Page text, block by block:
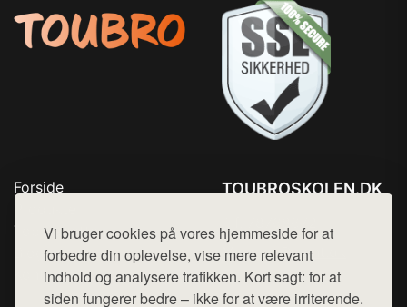
Vi bruger cookies på vores hjemmeside for at
forbedre din oplevelse, vise mere relevant
indhold og analysere trafikken. Kort sagt: for at
siden fungerer bedre – ikke for at være irriterende.
Forside
Top Rabatter
Blog
Kontakt
TOUBROSKOLEN.DK
Mail: hej@want.dk
Cookie- og privatlivspolitik